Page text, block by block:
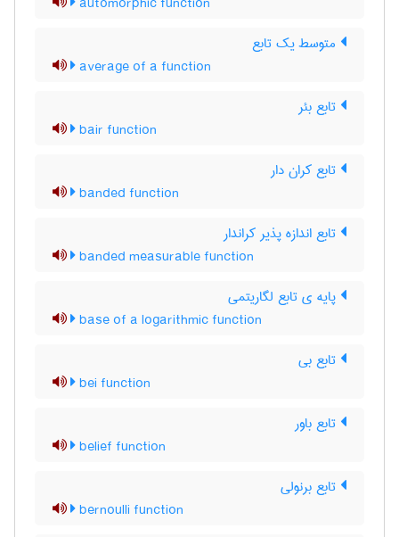
متوسط یک تابع
average of a function
تابع بئر
bair function
تابع کران دار
banded function
تابع اندازه پذیر کراندار
banded measurable function
پایه ی تابع لگاریتمی
base of a logarithmic function
تابع بی
bei function
تابع باور
belief function
تابع برنولی
bernoulli function